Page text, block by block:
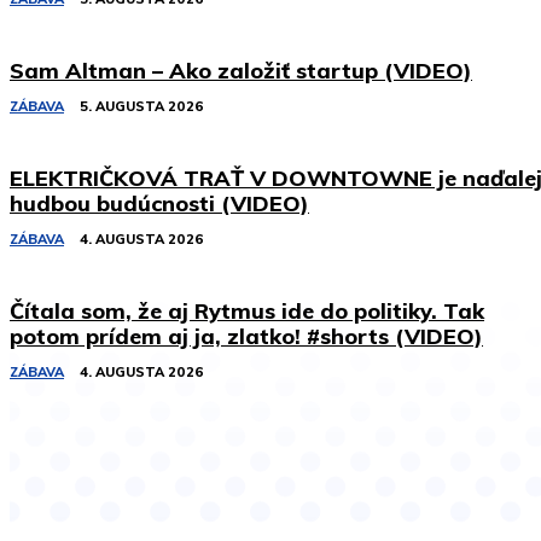
Sam Altman – Ako založiť startup (VIDEO)
ZÁBAVA 5. AUGUSTA 2026
ELEKTRIČKOVÁ TRAŤ V DOWNTOWNE je naďalej
hudbou budúcnosti (VIDEO)
ZÁBAVA 4. AUGUSTA 2026
Čítala som, že aj Rytmus ide do politiky. Tak
potom prídem aj ja, zlatko! #shorts (VIDEO)
ZÁBAVA 4. AUGUSTA 2026